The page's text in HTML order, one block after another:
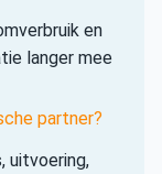
en
langer mee
partner?
uitvoering,